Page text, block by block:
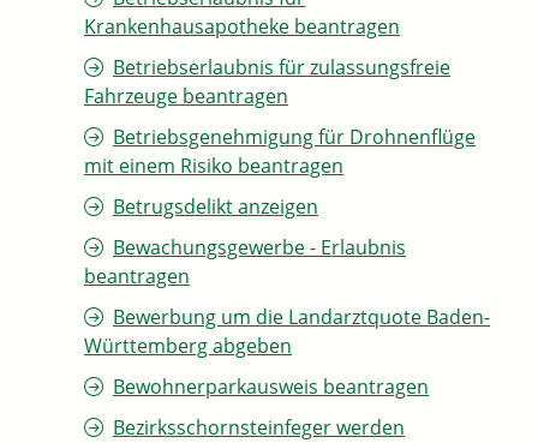
Krankenhausapotheke beantragen
Betriebserlaubnis für zulassungsfreie
Fahrzeuge beantragen
Betriebsgenehmigung für Drohnenflüge
mit einem Risiko beantragen
Betrugsdelikt anzeigen
Bewachungsgewerbe - Erlaubnis
beantragen
Bewerbung um die Landarztquote Baden-
Württemberg abgeben
Bewohnerparkausweis beantragen
Bezirksschornsteinfeger werden